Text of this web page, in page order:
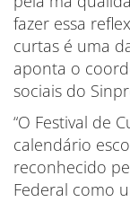
fazer essa
curtas é uma
aponta o
sociais do
“O Festival de
calendário
reconhecido
Federal como